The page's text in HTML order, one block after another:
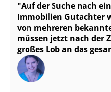
Auf der Suche nach
Immobilien Gutachter
von mehreren
müssen jetzt nach der
großes Lob an das